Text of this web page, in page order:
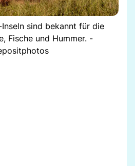
sind bekannt für die
Fische und Hummer. -